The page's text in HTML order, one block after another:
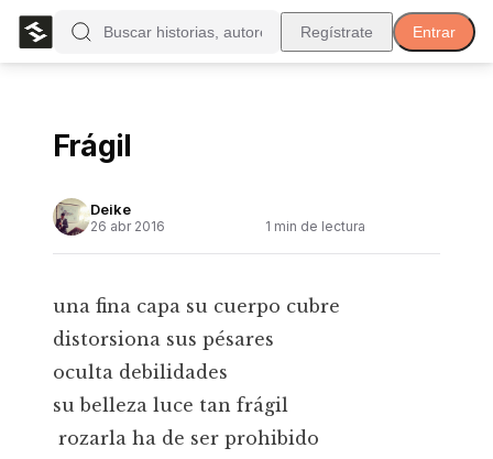
Regístrate Entrar
Frágil
Deike
26 abr 2016 1 min de lectura
una fina capa su cuerpo cubre
distorsiona sus pésares
oculta debilidades
su belleza luce tan frágil
rozarla ha de ser prohibido